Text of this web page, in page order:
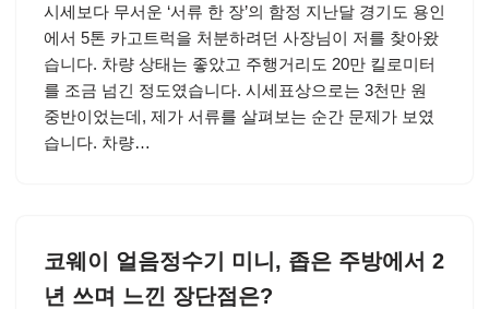
시세보다 무서운 ‘서류 한 장’의 함정 지난달 경기도 용인
에서 5톤 카고트럭을 처분하려던 사장님이 저를 찾아왔
습니다. 차량 상태는 좋았고 주행거리도 20만 킬로미터
를 조금 넘긴 정도였습니다. 시세표상으로는 3천만 원
중반이었는데, 제가 서류를 살펴보는 순간 문제가 보였
습니다. 차량…
코웨이 얼음정수기 미니, 좁은 주방에서 2
년 쓰며 느낀 장단점은?